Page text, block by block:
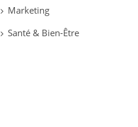
Marketing
Santé & Bien-Être